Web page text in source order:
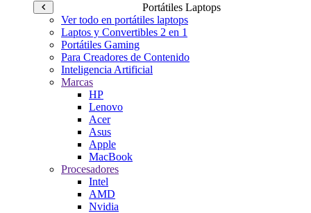
Portátiles Laptops
Ver todo en portátiles laptops
Laptos y Convertibles 2 en 1
Portátiles Gaming
Para Creadores de Contenido
Inteligencia Artificial
Marcas
HP
Lenovo
Acer
Asus
Apple
MacBook
Procesadores
Intel
AMD
Nvidia